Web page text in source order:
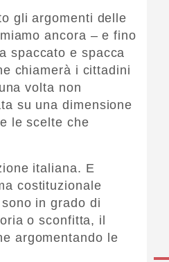
gli argomenti delle
ancora – e fino
spaccato e spacca
chiamerà i cittadini
volta non
su una dimensione
le scelte che
italiana. E
costituzionale
in grado di
o sconfitta, il
argomentando le